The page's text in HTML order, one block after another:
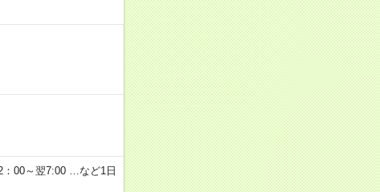
：00～翌7:00 …など1日